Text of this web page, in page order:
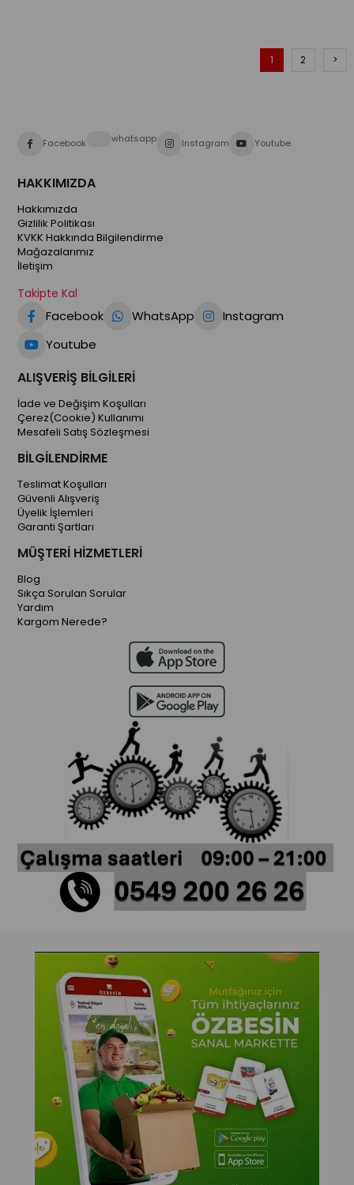
1 2 >
Facebook whatsapp Instagram Youtube
HAKKIMIZDA
Hakkımızda
Gizlilik Politikası
KVKK Hakkında Bilgilendirme
Mağazalarımız
İletişim
Takipte Kal
Facebook WhatsApp
Instagram
Youtube
ALIŞVERİŞ BİLGİLERİ
İade ve Değişim Koşulları
Çerez(Cookie) Kullanımı
Mesafeli Satış Sözleşmesi
BİLGİLENDİRME
Teslimat Koşulları
Güvenli Alışveriş
Üyelik İşlemleri
Garanti Şartları
MÜŞTERİ HİZMETLERİ
Blog
Sıkça Sorulan Sorular
Yardım
Kargom Nerede?